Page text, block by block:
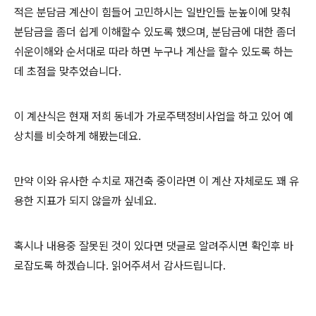
적은 분담금 계산이 힘들어 고민하시는 일반인들 눈높이에 맞춰
분담금을 좀더 쉽게 이해할수 있도록 했으며, 분담금에 대한 좀더
쉬운이해와 순서대로 따라 하면 누구나 계산을 할수 있도록 하는
데 초점을 맞추었습니다.
이 계산식은 현재 저희 동네가 가로주택정비사업을 하고 있어 예
상치를 비슷하게 해봤는데요.
만약 이와 유사한 수치로 재건축 중이라면 이 계산 자체로도 꽤 유
용한 지표가 되지 않을까 싶네요.
혹시나 내용중 잘못된 것이 있다면 댓글로 알려주시면 확인후 바
로잡도록 하겠습니다. 읽어주셔서 감사드립니다.